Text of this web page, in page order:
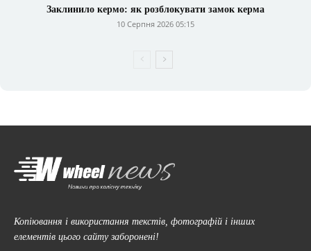
Заклинило кермо: як розблокувати замок керма
10 Серпня 2026 05:15
Копіювання і використання текстів, фотографій і інших
елементів цього сайту заборонені!